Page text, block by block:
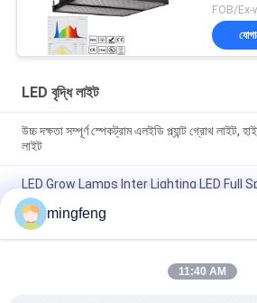
FOB/Ex-
LED বৃদ্ধি লাইট
উচ্চ দক্ষতা সম্পূর্ণ স্পেকট্রাম এলইডি প্ল্যান্ট গ্রোথ লাইট, হাই
লাইট
LED Grow Lamps Inter Lighting LED Full
Plants Lights Indoor Planting Win Grow
Grow Limingfeng
11:40 AM